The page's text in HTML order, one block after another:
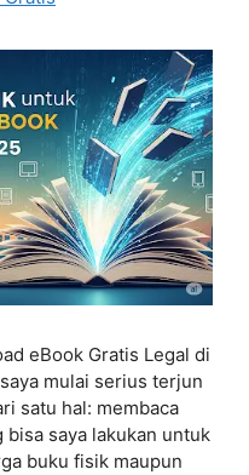
eBook Gratis Legal di
mulai serius terjun
satu hal: membaca
saya lakukan untuk
buku fisik maupun